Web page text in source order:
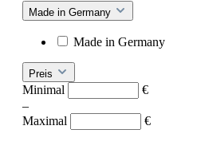
Made in Germany
Made in Germany
Preis
Minimal
€
–
Maximal
€